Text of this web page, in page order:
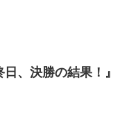
日、決勝の結果！』